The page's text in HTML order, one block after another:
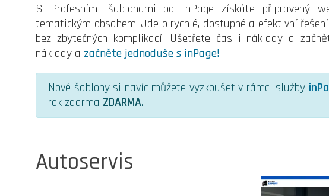
S Profesními šablonami od inPage získáte připravený
tematickým obsahem. Jde o rychlé, dostupné a efektivní
bez zbytečných komplikací. Ušetřete čas i náklady a
náklady a začněte jednoduše s inPage!
Nové šablony si navíc můžete vyzkoušet v rámci služby
rok zdarma ZDARMA.
Autoservis